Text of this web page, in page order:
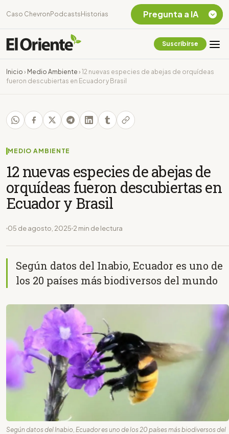
Caso Chevron Podcasts Historias
Suscribirse
Inicio › Medio Ambiente › 12 nuevas especies de abejas de orquídeas
fueron descubiertas en Ecuador y Brasil
MEDIO AMBIENTE
12 nuevas especies de abejas de
orquídeas fueron descubiertas en
Ecuador y Brasil
05 de agosto, 2025 2 min de lectura
Según datos del Inabio, Ecuador es uno de
los 20 países más biodiversos del mundo
Según datos del Inabio, Ecuador es uno de los 20 países más biodiversos del
Pregunta a IA
Chevron Ecuador